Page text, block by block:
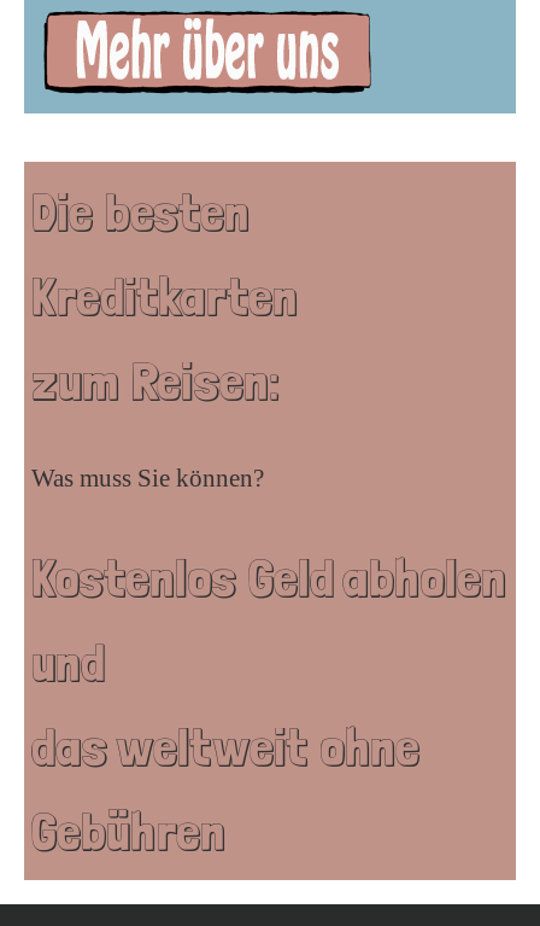
Die besten
Kreditkarten
zum Reisen:
Was muss Sie können?
Kostenlos Geld abholen
und
das weltweit ohne
Gebühren